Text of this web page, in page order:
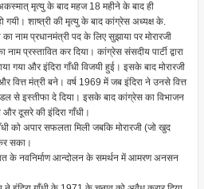
मृत्यु के बाद महज 18 महीने के बाद ही
गयी। शाष्त्री की मृत्यु के बाद कांग्रेस अध्यक्ष के.
नाम प्रधानमंत्री पद के लिए सुझाया पर मोरारजी
प्रस्तावित कर दिया। कांग्रेस संसदीय पार्टी द्वारा
गया और इंदिरा गाँधी विजयी हुई। इसके बाद मोरारजी
वित्त मंत्री बने। वर्ष 1969 में जब इंदिरा ने उनसे वित्त
से इस्तीफा दे दिया। इसके बाद कांग्रेस का विभाजन
दूसरे की इंदिरा गाँधी।
को अपार सफलता मिली जबकि मोरारजी (जो खुद
सका।
के नवनिर्माण आन्दोलन के समर्थन में आमरण अनसन